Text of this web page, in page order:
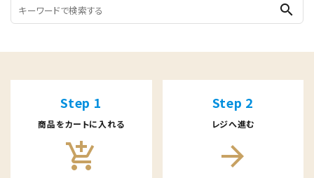
search
Step 1
商品をカートに入れる
add_shopping_cart
Step 2
レジへ進む
arrow_forward